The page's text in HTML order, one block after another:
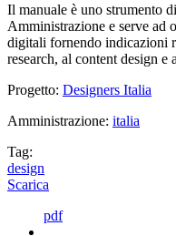
Il manuale è uno strumento
Amministrazione e serve ad
digitali fornendo indicazioni
research, al content design e
Progetto: Designers Italia
Amministrazione: italia
Tag:
design
Scarica
pdf